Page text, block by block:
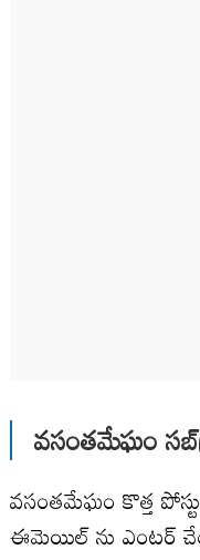
వసంతమేఘం
వసంతమేఘం కొత్త
ఈమెయిల్ ను ఎంటర్